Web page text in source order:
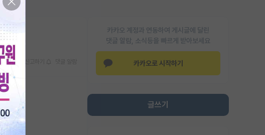
카카오 계정과 연동하여 게시글에 달린
댓글 알람, 소식등을 빠르게 받아보세요
카카오로 시작하기
글쓰기
스크랩